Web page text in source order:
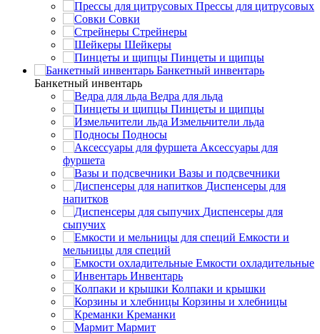
Прессы для цитрусовых
Совки
Стрейнеры
Шейкеры
Пинцеты и щипцы
Банкетный инвентарь
Банкетный инвентарь
Ведра для льда
Пинцеты и щипцы
Измельчители льда
Подносы
Аксессуары для
фуршета
Вазы и подсвечники
Диспенсеры для
напитков
Диспенсеры для
сыпучих
Емкости и
мельницы для специй
Емкости охладительные
Инвентарь
Колпаки и крышки
Корзины и хлебницы
Креманки
Мармит